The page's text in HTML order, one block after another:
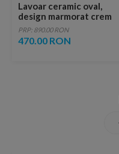
Lavoar ceramic oval,
design marmorat crem
lucios cu vene aurii,
ventil inclus
PRP: 890.00 RON
470.00 RON